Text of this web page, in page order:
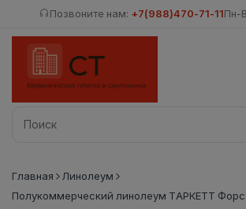
Позвоните нам: +7(988)470-71-11Пн-
Главная
Линолеум
Полукоммерческий линолеум ТАРКЕТТ Форс